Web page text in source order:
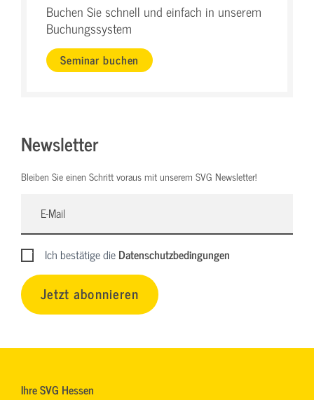
Buchen Sie schnell und einfach in unserem
Buchungssystem
Seminar buchen
Newsletter
Bleiben Sie einen Schritt voraus mit unserem SVG Newsletter!
Ich bestätige dieDatenschutzbedingungen
Jetzt abonnieren
Ihre SVG Hessen